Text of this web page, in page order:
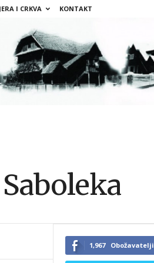
I CRKVA KONTAKT
1,967 Obožavatelji